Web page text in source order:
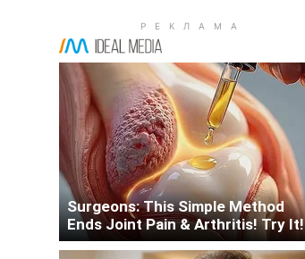
Surgeons: This Simple Method
Ends Joint Pain & Arthritis! Try It!